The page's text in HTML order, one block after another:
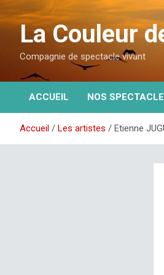
La Couleur
Compagnie de spectacle vivant
ACCUEIL NOS
Accueil Les artistes Etienne